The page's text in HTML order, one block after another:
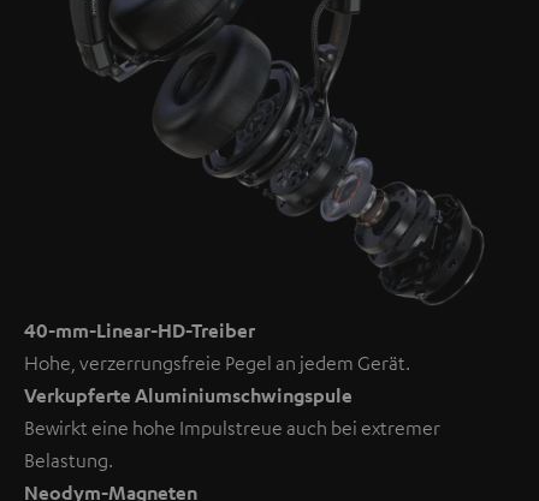
40-mm-Linear-HD-Treiber
Hohe, verzerrungsfreie Pegel an jedem Gerät.
Verkupferte Aluminiumschwingspule
Bewirkt eine hohe Impulstreue auch bei extremer
Belastung.
Neodym-Magneten